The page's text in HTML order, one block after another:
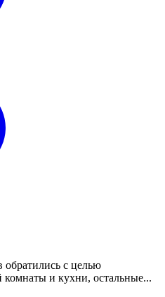
с целью
комнаты и кухни, остальные...